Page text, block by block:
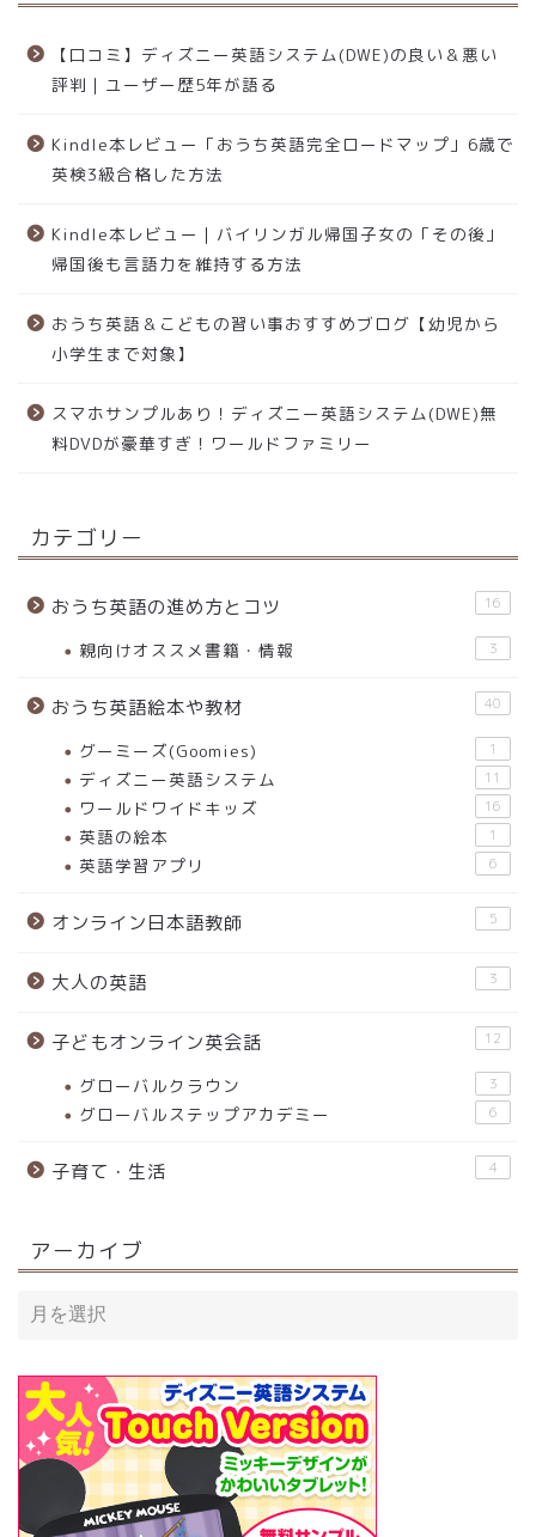
【口コミ】ディズニー英語システム(DWE)の良い＆悪い
評判｜ユーザー歴5年が語る
Kindle本レビュー「おうち英語完全ロードマップ」6歳で
英検3級合格した方法
Kindle本レビュー｜バイリンガル帰国子女の「その後」
帰国後も言語力を維持する方法
おうち英語＆こどもの習い事おすすめブログ【幼児から
小学生まで対象】
スマホサンプルあり！ディズニー英語システム(DWE)無
料DVDが豪華すぎ！ワールドファミリー
カテゴリー
おうち英語の進め方とコツ 16
親向けオススメ書籍・情報 3
おうち英語絵本や教材 40
グーミーズ(Goomies) 1
ディズニー英語システム 11
ワールドワイドキッズ 16
英語の絵本 1
英語学習アプリ 6
オンライン日本語教師 5
大人の英語 3
子どもオンライン英会話 12
グローバルクラウン 3
グローバルステップアカデミー 6
子育て・生活 4
アーカイブ